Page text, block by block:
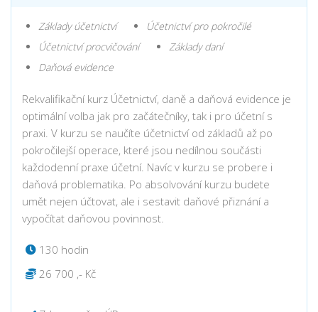
Základy účetnictví
Účetnictví pro pokročilé
Účetnictví procvičování
Základy daní
Daňová evidence
Rekvalifikační kurz Účetnictví, daně a daňová evidence je
optimální volba jak pro začátečníky, tak i pro účetní s
praxi. V kurzu se naučíte účetnictví od základů až po
pokročilejší operace, které jsou nedílnou součásti
každodenní praxe účetní. Navíc v kurzu se probere i
daňová problematika. Po absolvování kurzu budete
umět nejen účtovat, ale i sestavit daňové přiznání a
vypočítat daňovou povinnost.
130 hodin
26 700 ,- Kč